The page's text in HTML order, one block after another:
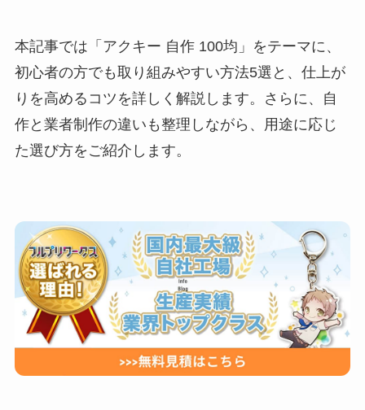
本記事では「アクキー 自作 100均」をテーマに、
初心者の方でも取り組みやすい方法5選と、仕上が
りを高めるコツを詳しく解説します。さらに、自
作と業者制作の違いも整理しながら、用途に応じ
た選び方をご紹介します。